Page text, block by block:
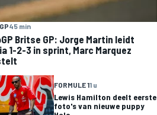
45 min
Britse GP: Jorge Martin leidt
1-2-3 in sprint, Marc Marquez
FORMULE 11 u
Lewis Hamilton deelt eerste
foto's van nieuwe puppy